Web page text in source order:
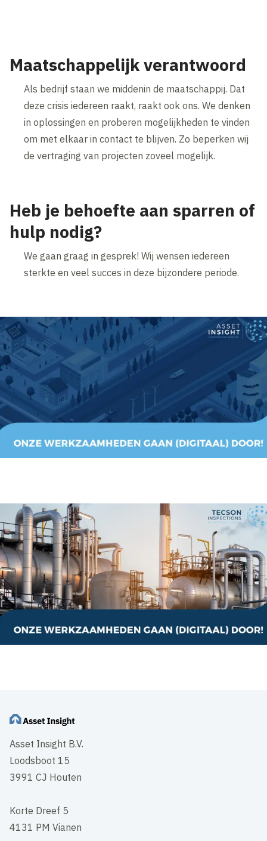
Maatschappelijk verantwoord
Als bedrijf staan we middenin de maatschappij. Dat
deze crisis iedereen raakt, raakt ook ons. We denken
in oplossingen en proberen mogelijkheden te vinden
om met elkaar in contact te blijven. Zo beperken wij
de vertraging van projecten zoveel mogelijk.
Heb je behoefte aan sparren of
hulp nodig?
We gaan graag in gesprek! Wij wensen iedereen
sterkte en veel succes in deze bijzondere periode.
Asset Insight B.V.
Loodsboot 15
3991 CJ Houten
Korte Dreef 5
4131 PM Vianen